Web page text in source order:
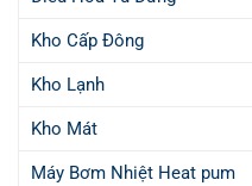
Kho Cấp Đông
Kho Lạnh
Kho Mát
Máy Bơm Nhiệt Heat pum